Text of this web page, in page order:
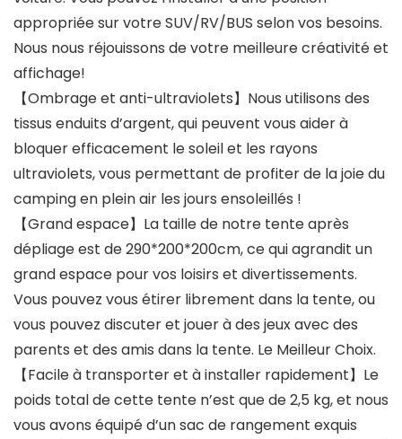
appropriée sur votre SUV/RV/BUS selon vos besoins.
Nous nous réjouissons de votre meilleure créativité et
affichage!
【Ombrage et anti-ultraviolets】Nous utilisons des
tissus enduits d’argent, qui peuvent vous aider à
bloquer efficacement le soleil et les rayons
ultraviolets, vous permettant de profiter de la joie du
camping en plein air les jours ensoleillés !
【Grand espace】La taille de notre tente après
dépliage est de 290*200*200cm, ce qui agrandit un
grand espace pour vos loisirs et divertissements.
Vous pouvez vous étirer librement dans la tente, ou
vous pouvez discuter et jouer à des jeux avec des
parents et des amis dans la tente. Le Meilleur Choix.
【Facile à transporter et à installer rapidement】Le
poids total de cette tente n’est que de 2,5 kg, et nous
vous avons équipé d’un sac de rangement exquis